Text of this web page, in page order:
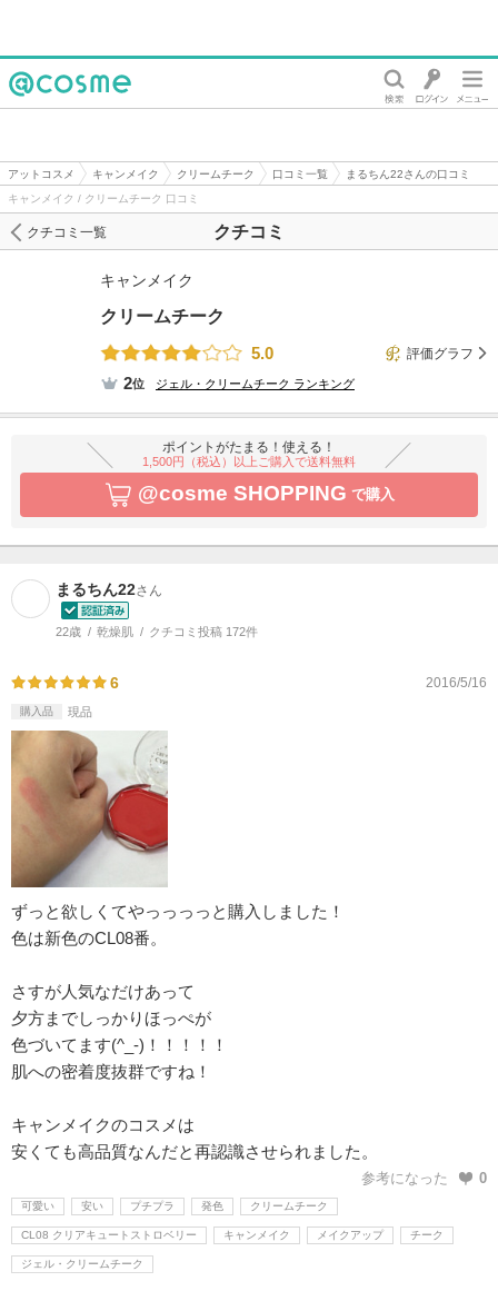
アットコスメ キャンメイク クリームチーク 口コミ一覧
まるちん22さんの口コミ
キャンメイク / クリームチーク 口コミ
クチコミ
クチコミ一覧
キャンメイク
クリームチーク
5.0
評価グラフ
2位 ジェル・クリームチーク ランキング
ポイントがたまる！使える！
1,500円（税込）以上ご購入で送料無料
@cosme SHOPPING で購入
まるちん22さん
22歳 乾燥肌 クチコミ投稿 172件
6 2016/5/16
購入品 現品
ずっと欲しくてやっっっっと購入しました！
色は新色のCL08番。
さすが人気なだけあって
夕方までしっかりほっぺが
色づいてます(^_-)！！！！！
肌への密着度抜群ですね！
キャンメイクのコスメは
安くても高品質なんだと再認識させられました。
参考になった 0
可愛い 安い プチプラ 発色 クリームチーク
CL08 クリアキュートストロベリー キャンメイク メイクアップ チーク
ジェル・クリームチーク